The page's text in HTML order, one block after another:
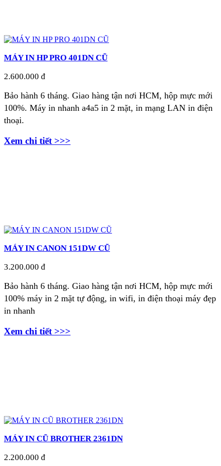
MÁY IN HP PRO 401DN CŨ
2.600.000 đ
Bảo hành 6 tháng. Giao hàng tận nơi HCM, hộp mực mới
100%. Máy in nhanh a4a5 in 2 mặt, in mạng LAN in điện
thoại.
Xem chi tiết >>>
MÁY IN CANON 151DW CŨ
3.200.000 đ
Bảo hành 6 tháng. Giao hàng tận nơi HCM, hộp mực mới
100% máy in 2 mặt tự động, in wifi, in điện thoại máy đẹp
in nhanh
Xem chi tiết >>>
MÁY IN CŨ BROTHER 2361DN
2.200.000 đ